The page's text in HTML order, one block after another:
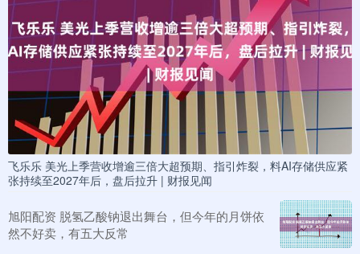
飞乐乐 美光上季营收增逾三倍大超预期、指引炸裂，料AI存储供应紧
张持续至2027年后，盘后拉升 | 财报见闻
旭阳配资 脱氢乙酸钠退出舞台，但今年的月饼依
然不好卖，有五大反常